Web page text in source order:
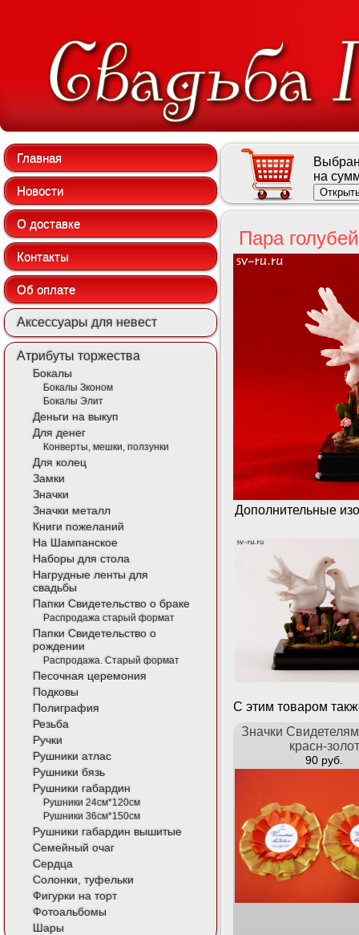
Главная
Новости
О доставке
Контакты
Об оплате
Аксессуары для невест
Атрибуты торжества
Бокалы
Бокалы Зконом
Бокалы Элит
Деньги на выкуп
Для денег
Конверты, мешки, ползунки
Для колец
Замки
Значки
Значки металл
Книги пожеланий
На Шампанское
Наборы для стола
Нагрудные ленты для
свадьбы
Папки Свидетельство о браке
Распродажа старый формат
Папки Свидетельство о
рождении
Распродажа. Старый формат
Песочная церемония
Подковы
Полиграфия
Резьба
Ручки
Рушники атлас
Рушники бязь
Рушники габардин
Рушники 24см*120см
Рушники 36см*150см
Рушники габардин вышитые
Семейный очаг
Сердца
Солонки, туфельки
Фигурки на торт
Фотоальбомы
Шары
на
Пара
Дополнительные
С этим товаром
Значки
красн-золот
90 руб.